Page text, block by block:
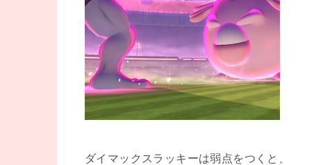
ダイマックスラッキーは弱点をつくと、